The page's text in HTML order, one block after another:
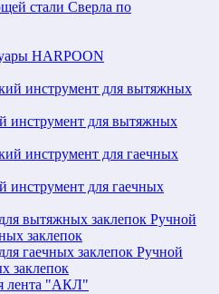
Сверла по
HARPOON
инструмент для вытяжных
инструмент для гаечных
Ручной
заклепок
Ручной
заклепок
лента "АКЛ"